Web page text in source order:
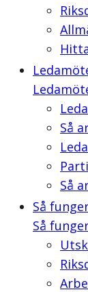
Så
Så
Så
Så